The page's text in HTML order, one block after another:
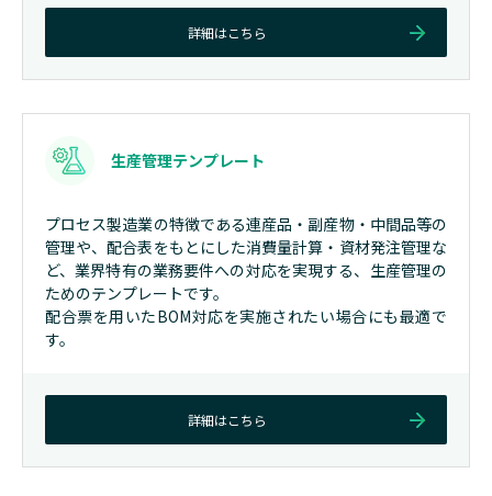
詳細はこちら
生産管理テンプレート
プロセス製造業の特徴である連産品・副産物・中間品等の
管理や、配合表をもとにした消費量計算・資材発注管理な
ど、業界特有の業務要件への対応を実現する、生産管理の
ためのテンプレートです。
配合票を用いたBOM対応を実施されたい場合にも最適で
す。
詳細はこちら